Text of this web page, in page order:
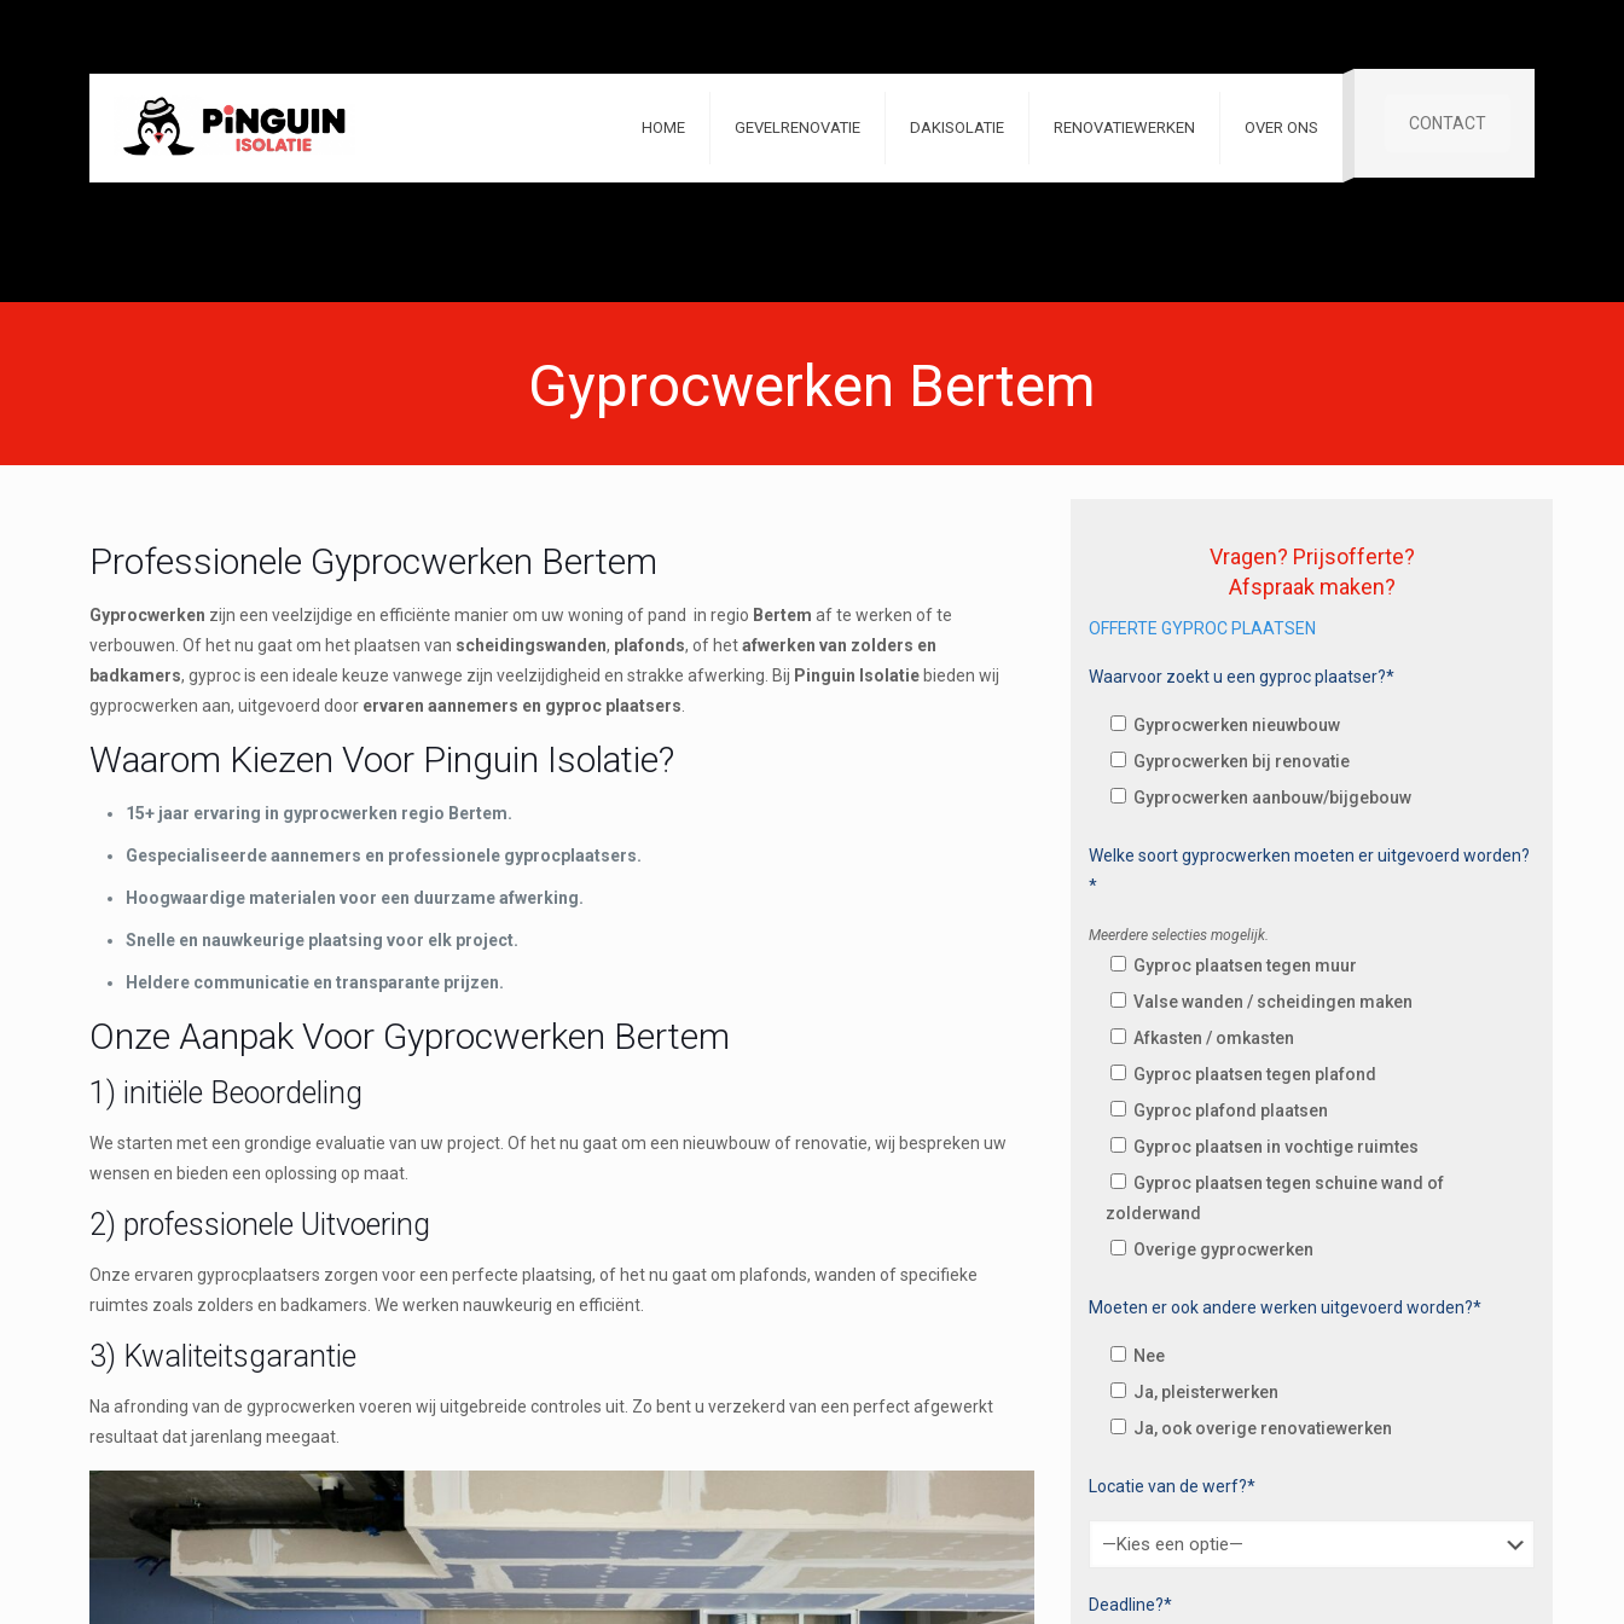
HOME GEVELRENOVATIE DAKISOLATIE RENOVATIEWERKEN OVER ONS CONTACT
Gyprocwerken Bertem
Professionele Gyprocwerken Bertem
Gyprocwerken zijn een veelzijdige en efficiënte manier om uw woning of pand in regio Bertem af te werken of te
verbouwen. Of het nu gaat om het plaatsen van scheidingswanden, plafonds, of hetafwerken van zolders en
badkamers, gyproc is een ideale keuze vanwege zijn veelzijdigheid en strakke afwerking. Bij Pinguin Isolatiebieden wij
gyprocwerken aan, uitgevoerd door ervaren aannemers en gyproc plaatsers
Waarom Kiezen Voor Pinguin Isolatie?
15+ jaar ervaring in gyprocwerken regio Bertem.
Gespecialiseerde aannemers en professionele gyprocplaatsers.
Hoogwaardige materialen voor een duurzame afwerking.
Snelle en nauwkeurige plaatsing voor elk project.
Heldere communicatie en transparante prijzen.
Onze Aanpak Voor Gyprocwerken Bertem
1) initiële Beoordeling
We starten met een grondige evaluatie van uw project. Of het nu gaat om een nieuwbouw of renovatie, wij bespreken uw
wensen en bieden een oplossing op maat.
2) professionele Uitvoering
Onze ervaren gyprocplaatsers zorgen voor een perfecte plaatsing, of het nu gaat om plafonds, wanden of specifieke
ruimtes zoals zolders en badkamers. We werken nauwkeurig en efficiënt.
3) Kwaliteitsgarantie
Na afronding van de gyprocwerken voeren wij uitgebreide controles uit. Zo bent u verzekerd van een perfect afgewerkt
resultaat dat jarenlang meegaat.
Vragen? Prijsofferte?
Afspraak maken?
OFFERTE GYPROC PLAATSEN
Waarvoor zoekt u een gyproc plaatser?*
Gyprocwerken nieuwbouw
Gyprocwerken bij renovatie
Gyprocwerken aanbouw/bijgebouw
Welke soort gyprocwerken moeten er uitgevoerd worden?
*
Meerdere selecties mogelijk.
Gyproc plaatsen tegen muur
Valse wanden / scheidingen maken
Afkasten / omkasten
Gyproc plaatsen tegen plafond
Gyproc plafond plaatsen
Gyproc plaatsen in vochtige ruimtes
Gyproc plaatsen tegen schuine wand of
zolderwand
Overige gyprocwerken
Moeten er ook andere werken uitgevoerd worden?*
Nee
Ja, pleisterwerken
Ja, ook overige renovatiewerken
Locatie van de werf?*
Deadline?*